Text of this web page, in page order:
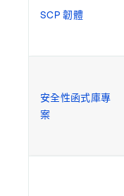
SCP 韌體
安全性函式庫專
案